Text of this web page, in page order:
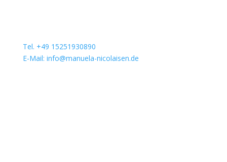
Tel. +49 15251930890
E-Mail: info@manuela-nicolaisen.de